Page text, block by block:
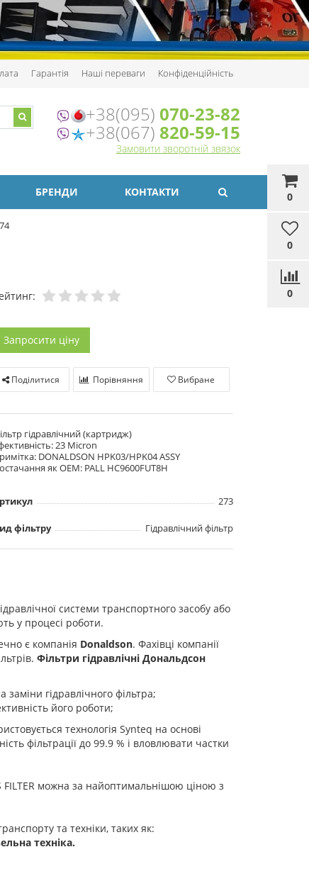
Гарантія Наші переваги Конфіденційність
0
0
0
+38(095) 070-23-82
+38(067) 820-59-15
Замовити зворотній звязок
БРЕНДИ КОНТАКТИ
Запросити ціну
Поділитися Порівняння Вибране
гідравлічний (картридж)
23 Micron
DONALDSON HPK03/HPK04 ASSY
як OEM: PALL HC9600FUT8H
273
фільтру Гідравлічний фільтр
системи транспортного засобу або
у процесі роботи.
є компанія Donaldson. Фахівці компанії
Фільтри гідравлічні Дональдсон
гідравлічного фільтра;
його роботи;
технологія Synteq на основі
фільтрації до 99.9 % і вловлювати частки
FILTER можна за найоптимальнішою ціною з
та техніки, таких як:
техніка.